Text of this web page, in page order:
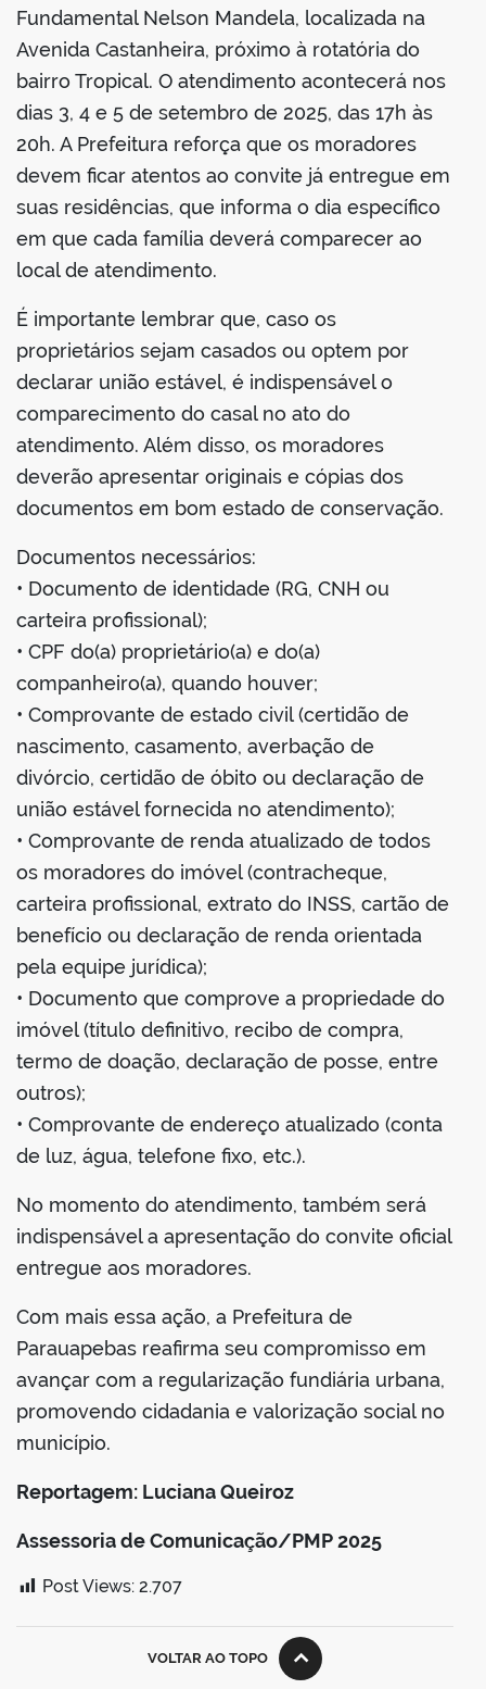
Fundamental Nelson Mandela, localizada na
Avenida Castanheira, próximo à rotatória do
bairro Tropical. O atendimento acontecerá nos
dias 3, 4 e 5 de setembro de 2025, das 17h às
20h. A Prefeitura reforça que os moradores
devem ficar atentos ao convite já entregue em
suas residências, que informa o dia específico
em que cada família deverá comparecer ao
local de atendimento.
É importante lembrar que, caso os
proprietários sejam casados ou optem por
declarar união estável, é indispensável o
comparecimento do casal no ato do
atendimento. Além disso, os moradores
deverão apresentar originais e cópias dos
documentos em bom estado de conservação.
Documentos necessários:
• Documento de identidade (RG, CNH ou
carteira profissional);
• CPF do(a) proprietário(a) e do(a)
companheiro(a), quando houver;
• Comprovante de estado civil (certidão de
nascimento, casamento, averbação de
divórcio, certidão de óbito ou declaração de
união estável fornecida no atendimento);
• Comprovante de renda atualizado de todos
os moradores do imóvel (contracheque,
carteira profissional, extrato do INSS, cartão de
benefício ou declaração de renda orientada
pela equipe jurídica);
• Documento que comprove a propriedade do
imóvel (título definitivo, recibo de compra,
termo de doação, declaração de posse, entre
outros);
• Comprovante de endereço atualizado (conta
de luz, água, telefone fixo, etc.).
No momento do atendimento, também será
indispensável a apresentação do convite oficial
entregue aos moradores.
Com mais essa ação, a Prefeitura de
Parauapebas reafirma seu compromisso em
avançar com a regularização fundiária urbana,
promovendo cidadania e valorização social no
município.
Reportagem: Luciana Queiroz
Assessoria de Comunicação/PMP 2025
Post Views: 2.707
VOLTAR AO TOPO